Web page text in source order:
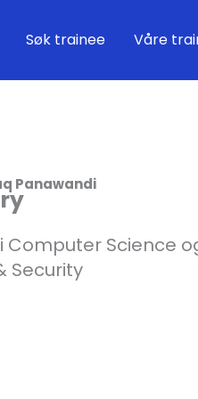
Søk trainee Våre
Panawandi
Computer Science
Security